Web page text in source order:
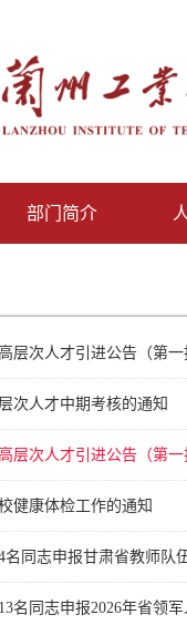
部门简介
层次人才引进公告（第
次人才中期考核的通知
层次人才引进公告（第一
健康体检工作的通知
名同志申报甘肃省教师队
名同志申报2026年省领